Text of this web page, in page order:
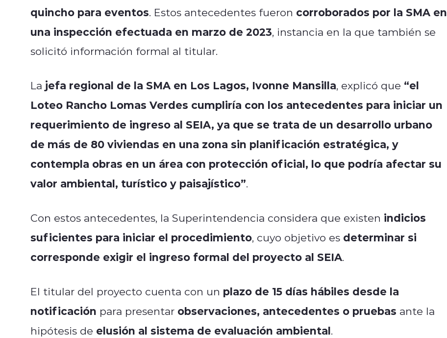
quincho para eventos. Estos antecedentes fueron corroborados por la SMA en
una inspección efectuada en marzo de 2023, instancia en la que también se
solicitó información formal al titular.
La jefa regional de la SMA en Los Lagos, Ivonne Mansilla, explicó que “el
Loteo Rancho Lomas Verdes cumpliría con los antecedentes para iniciar un
requerimiento de ingreso al SEIA, ya que se trata de un desarrollo urbano
de más de 80 viviendas en una zona sin planificación estratégica, y
contempla obras en un área con protección oficial, lo que podría afectar su
valor ambiental, turístico y paisajístico”.
Con estos antecedentes, la Superintendencia considera que existen indicios
suficientes para iniciar el procedimiento, cuyo objetivo es determinar si
corresponde exigir el ingreso formal del proyecto al SEIA.
El titular del proyecto cuenta con un plazo de 15 días hábiles desde la
notificación para presentar observaciones, antecedentes o pruebas ante la
hipótesis de elusión al sistema de evaluación ambiental.